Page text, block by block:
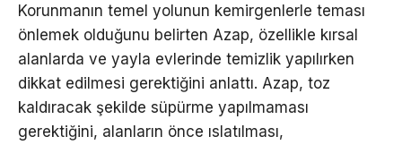
Korunmanın temel yolunun kemirgenlerle teması
önlemek olduğunu belirten Azap, özellikle kırsal
alanlarda ve yayla evlerinde temizlik yapılırken
dikkat edilmesi gerektiğini anlattı. Azap, toz
kaldıracak şekilde süpürme yapılmaması
gerektiğini, alanların önce ıslatılması,